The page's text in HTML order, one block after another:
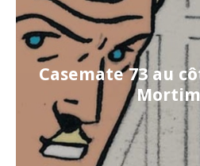
Casemate 73 au